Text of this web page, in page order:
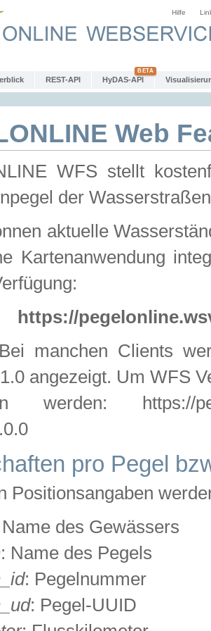
Hilfe
REST-API HyDAS-API
Web
WFS stellt
der
aktuelle
Kartenanwendung
https://
manchen Clients
angezeigt. Um WFS
werden: https://
pro Pegel
Positionsangaben
des Gewässers
: Name des Pegels
: Pegelnummer
: Pegel-UUID